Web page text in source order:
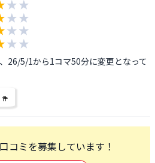
26/5/1から1コマ50分に変更となって
件
コミを募集しています！